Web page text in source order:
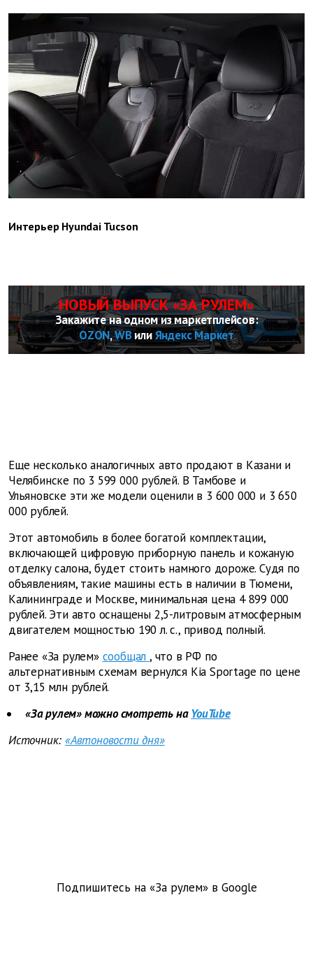
Интерьер Hyundai Tucson
НОВЫЙ ВЫПУСК «ЗА РУЛЕМ»
Закажите на одном из маркетплейсов:
OZON,WBилиЯндекс Маркет
Еще несколько аналогичных авто продают в Казани и
Челябинске по 3 599 000 рублей. В Тамбове и
Ульяновске эти же модели оценили в 3 600 000 и 3 650
000 рублей.
Этот автомобиль в более богатой комплектации,
включающей цифровую приборную панель и кожаную
отделку салона, будет стоить намного дороже. Судя по
объявлениям, такие машины есть в наличии в Тюмени,
Калининграде и Москве, минимальная цена 4 899 000
рублей. Эти авто оснащены 2,5-литровым атмосферным
двигателем мощностью 190 л. с., привод полный.
Ранее «За рулем» сообщал , что в РФ по
альтернативным схемам вернулся Kia Sportage по цене
от 3,15 млн рублей.
«За рулем» можно смотреть на YouTube
Источник: «Автоновости дня»
Подпишитесь на «За рулем» в Google